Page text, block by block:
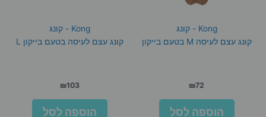
Kong - קונג
קונג עצם לעיסה M בטעם בייקון
₪72
הוספה לסל
Kong - קונג
קונג עצם לעיסה בטעם בייקון L
₪103
הוספה לסל